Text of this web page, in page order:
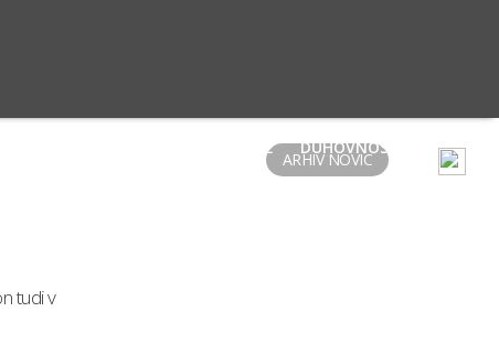
SKUPINE DUHOVNOST
ARHIV NOVIC
tudi v